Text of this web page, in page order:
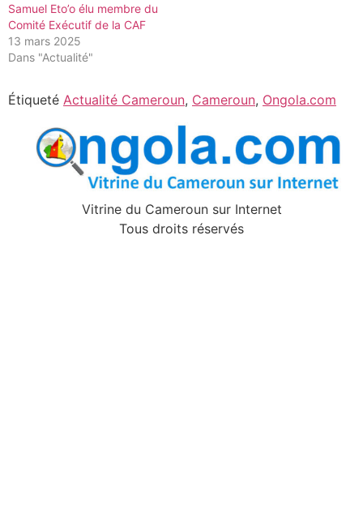
Samuel Eto’o élu membre du
Comité Exécutif de la CAF
13 mars 2025
Dans "Actualité"
Étiqueté Actualité Cameroun, Cameroun, Ongola.com
Vitrine du Cameroun sur Internet
Tous droits réservés